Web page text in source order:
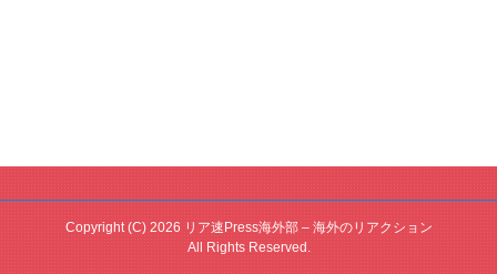
Copyright (C) 2026 リア速Press海外部 – 海外のリアクション
All Rights Reserved.